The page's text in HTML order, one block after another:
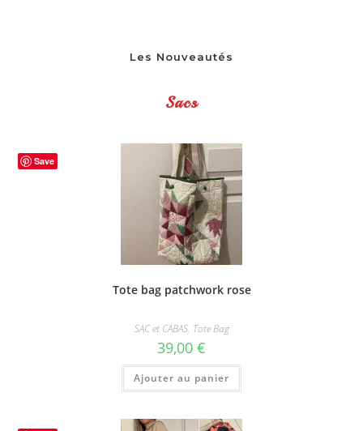
Les Nouveautés
Sacs
Save
Tote bag patchwork rose
SAC et CABAS, Tote Bag
39,00 €
Ajouter au panier